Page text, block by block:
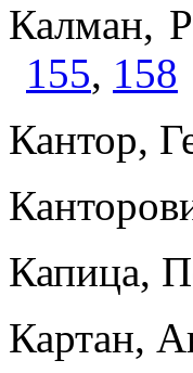
Калман,
155, 158
Кантор,
Капица,
Картан,